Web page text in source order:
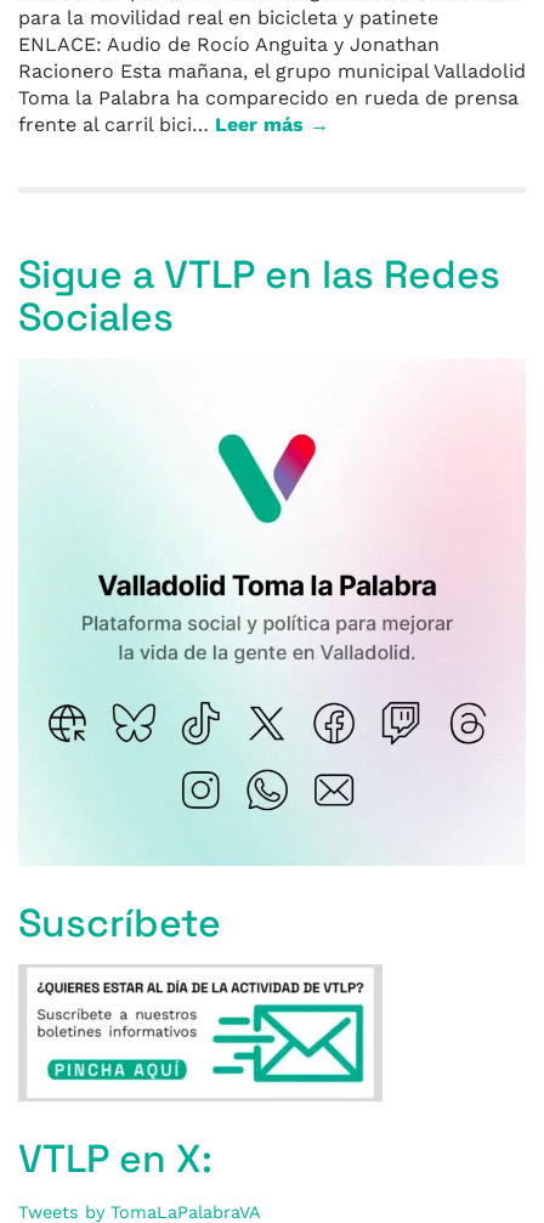
para la movilidad real en bicicleta y patinete
ENLACE: Audio de Rocío Anguita y Jonathan
Racionero Esta mañana, el grupo municipal Valladolid
Toma la Palabra ha comparecido en rueda de prensa
frente al carril bici… Leer más →
Sigue a VTLP en las Redes
Sociales
Suscríbete
VTLP en X:
Tweets by TomaLaPalabraVA